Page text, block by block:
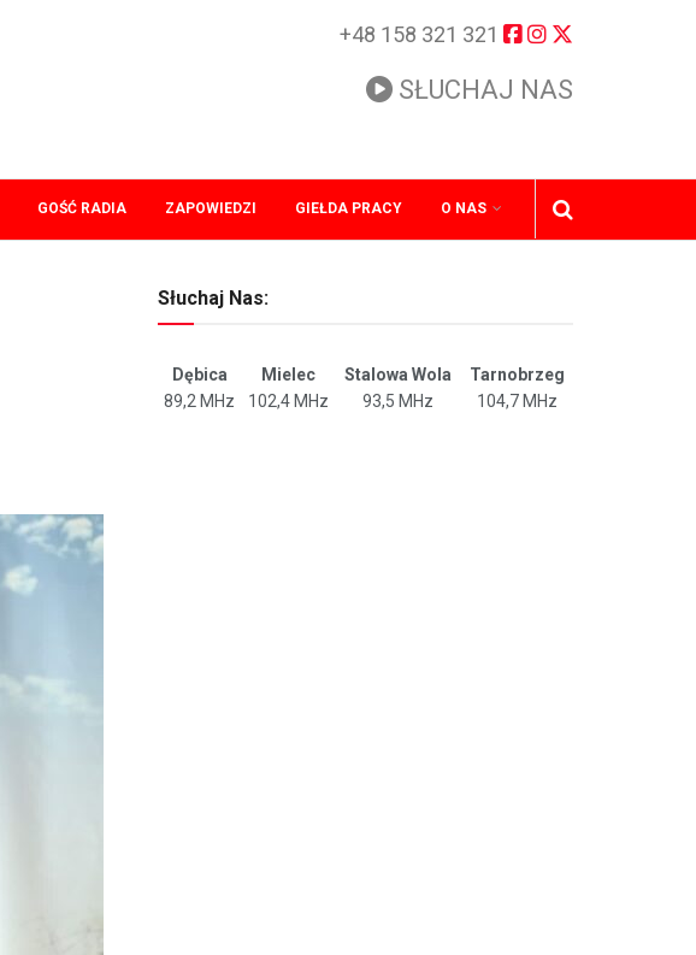
+48 158 321 321
SŁUCHAJ NAS
GOŚĆ RADIA ZAPOWIEDZI GIEŁDA PRACY O NAS
Słuchaj Nas:
Dębica Mielec Stalowa Wola
Tarnobrzeg
89,2 MHz
102,4 MHz 93,5 MHz 104,7 MHz